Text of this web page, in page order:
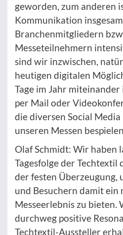
geworden, zum anderen
Kommunikation
Branchenmitgliedern
Messeteilnehmern
sind wir inzwischen,
heutigen digitalen
Tage im Jahr
per Mail oder
die diversen Social
unseren Messen
Olaf Schmidt: Wir haben
Tagesfolge der
der festen Überzeugung,
und Besuchern damit ein
Messeerlebnis zu bieten.
durchweg positive
Techtextil-Aussteller